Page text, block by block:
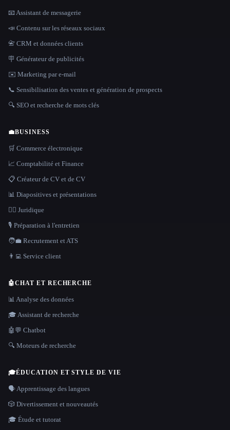
📧 Assistant de messagerie
📣 Contenu sur les réseaux sociaux
📇 CRM et données clients
🪧 Générateur de publicités
✉️ Marketing par e-mail
📞 Sensibilisation des ventes et génération de prospects
🔍 SEO et recherche de mots clés
💼BUSINESS
🛒 Commerce électronique
📈 Comptabilité et Finance
📋 Créateur de CV et de CV
📊 Diapositives et présentations
👩‍⚖️ Juridique
🎙️ Préparation à l'entretien
🧑‍💼 Recrutement et ATS
👨‍💻 Service client
🤖CHAT ET RECHERCHE
📊 Analyse des données
🎓 Assistant de recherche
🤖💬 Chatbot
🔍 Moteurs de recherche
🎓ÉDUCATION ET STYLE DE VIE
🗣️ Apprentissage des langues
🎲 Divertissement et nouveautés
🎓 Étude et tutorat